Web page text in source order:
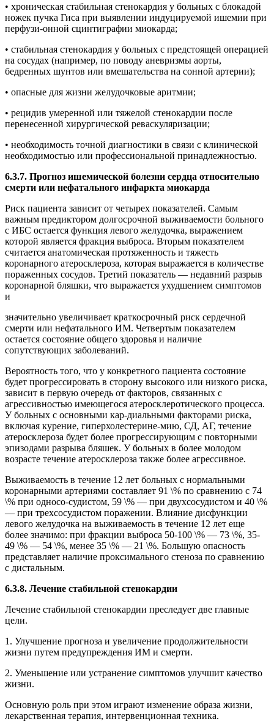
• хроническая стабильная стенокардия у больных с блокадой
ножек пучка Гиса при выявлении индуцируемой ишемии при
перфузи-онной сцинтиграфии миокарда;
• стабильная стенокардия у больных с предстоящей операцией
на сосудах (например, по поводу аневризмы аорты,
бедренных шунтов или вмешательства на сонной артерии);
• опасные для жизни желудочковые аритмии;
• рецидив умеренной или тяжелой стенокардии после
перенесенной хирургической реваскуляризации;
• необходимость точной диагностики в связи с клинической
необходимостью или профессиональной принадлежностью.
6.3.7. Прогноз ишемической болезни сердца относительно
смерти или нефатального инфаркта миокарда
Риск пациента зависит от четырех показателей. Самым
важным предиктором долгосрочной выживаемости больного
с ИБС остается функция левого желудочка, выражением
которой является фракция выброса. Вторым показателем
считается анатомическая протяженность и тяжесть
коронарного атеросклероза, которая выражается в количестве
пораженных сосудов. Третий показатель — недавний разрыв
коронарной бляшки, что выражается ухудшением симптомов
и
значительно увеличивает краткосрочный риск сердечной
смерти или нефатального ИМ. Четвертым показателем
остается состояние общего здоровья и наличие
сопутствующих заболеваний.
Вероятность того, что у конкретного пациента состояние
будет прогрессировать в сторону высокого или низкого риска,
зависит в первую очередь от факторов, связанных с
агрессивностью имеющегося атеросклеротического процесса.
У больных с основными кар-диальными факторами риска,
включая курение, гиперхолестерине-мию, СД, АГ, течение
атеросклероза будет более прогрессирующим с повторными
эпизодами разрыва бляшек. У больных в более молодом
возрасте течение атеросклероза также более агрессивное.
Выживаемость в течение 12 лет больных с нормальными
коронарными артериями составляет 91 \% по сравнению с 74
\% при односо-судистом, 59 \% — при двухсосудистом и 40 \%
— при трехсосудистом поражении. Влияние дисфункции
левого желудочка на выживаемость в течение 12 лет еще
более значимо: при фракции выброса 50-100 \% — 73 \%, 35-
49 \% — 54 \%, менее 35 \% — 21 \%. Большую опасность
представляет наличие проксимального стеноза по сравнению
с дистальным.
6.3.8. Лечение стабильной стенокардии
Лечение стабильной стенокардии преследует две главные
цели.
1. Улучшение прогноза и увеличение продолжительности
жизни путем предупреждения ИМ и смерти.
2. Уменьшение или устранение симптомов улучшит качество
жизни.
Основную роль при этом играют изменение образа жизни,
лекарственная терапия, интервенционная техника.